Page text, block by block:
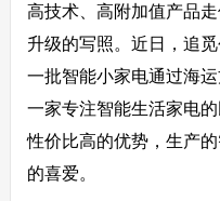
高技术、高附加值产品
升级的写照。近日，追
一批智能小家电通过海
一家专注智能生活家电
性价比高的优势，生产
的喜爱。